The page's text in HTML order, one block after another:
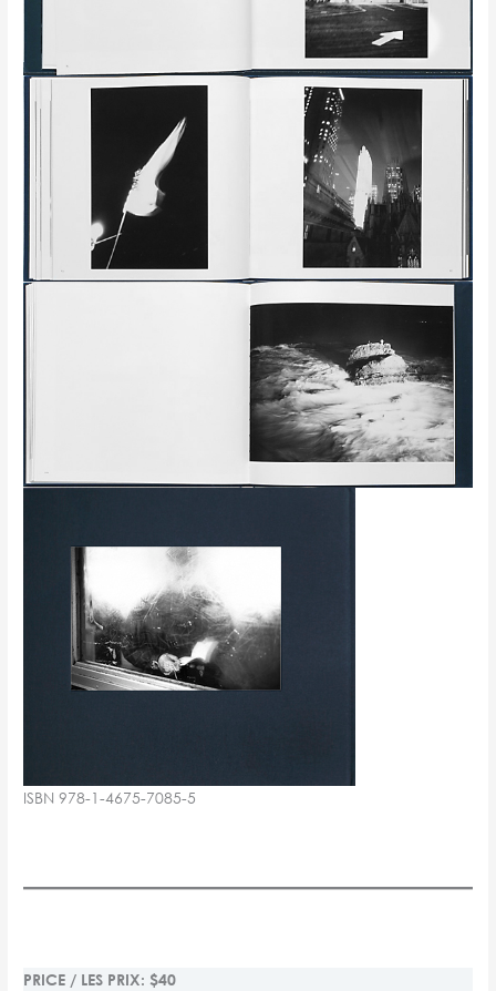
ISBN 978-1-4675-7085-5
PRICE / LES PRIX: $40